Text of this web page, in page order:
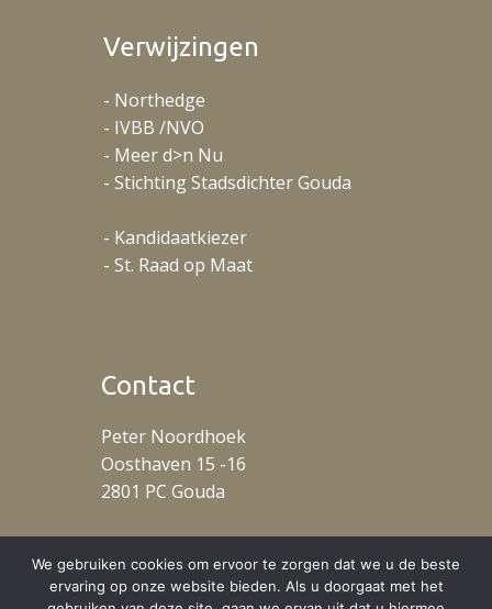
Verwijzingen
- Northedge
- IVBB /NVO
- Meer d>n Nu
- Stichting Stadsdichter Gouda
- Kandidaatkiezer
- St. Raad op Maat
Contact
Peter Noordhoek
Oosthaven 15 -16
2801 PC Gouda
We gebruiken cookies om ervoor te zorgen dat we u de beste
ervaring op onze website bieden. Als u doorgaat met het